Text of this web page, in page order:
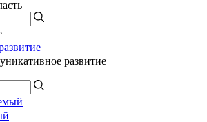
развитие